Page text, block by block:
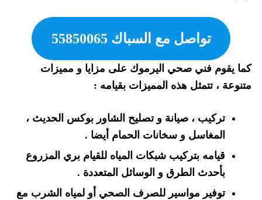
تواصل مع السباك 55850065
كما يقوم فني صحي اليرموك على مزايا و مميزات
متنوعة ، تتمثل هذه المميزات بقيامه :
تركيب ، صيانة و تصليح الشاور بوكس الحديث ،
المغاسل و سخانات الحمام أيضا .
قيامه بتركيب شبكات المياه للقيام بري المزروع
بأحدث الطرق و الوسائل المتعددة .
توفير مواسير للصرف الصحي أو لمياه الشرب مع